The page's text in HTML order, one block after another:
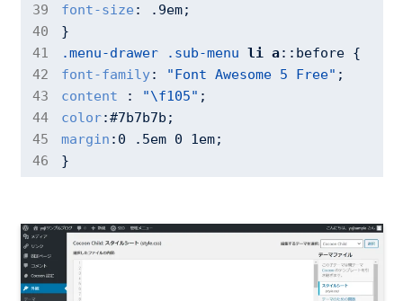
font-size : . 9em;
.menu-drawer
.sub-menu li a::before
font-family: "Font Awesome 5 Free"
content
: "\f105"
color:#7b7b7b
margin : 0 . 5em 0 1em;
}